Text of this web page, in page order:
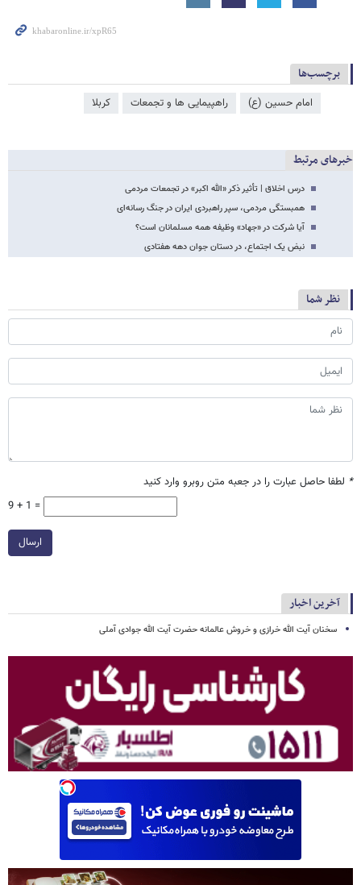
برچسب‌ها
امام حسین (ع) راهپیمایی ها و تجمعات کربلا
خبرهای مرتبط
درس اخلاق | تأثیر ذکر «الله اکبر» در تجمعات مردمی
همبستگی مردمی، سپر راهبردی ایران در جنگ رسانه‌ای
آیا شرکت در «جهاد» وظیفه همه مسلمانان است؟
نبض یک اجتماع، در دستان جوان دهه هفتادی
نظر شما
* لطفا حاصل عبارت را در جعبه متن روبرو وارد کنید
9 + 1 =
ارسال
آخرین اخبار
سخنان آیت الله خرازی و خروش عالمانه حضرت آیت الله جوادی آملی